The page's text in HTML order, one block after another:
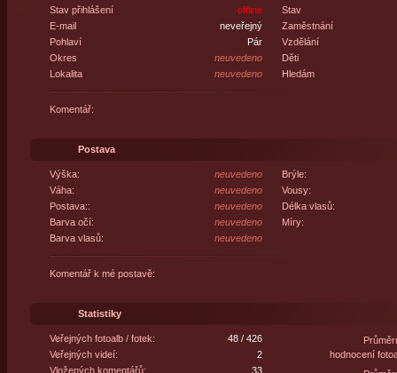
Stav přihlášení
offline
E-mail
neveřejný
Pohlaví
Pár
Okres
neuvedeno
Lokalita
neuvedeno
Stav
Zaměstnání
Vzdělání
Děti
Hledám
Komentář:
Postava
Výška:
neuvedeno
Váha:
neuvedeno
Postava::
neuvedeno
Barva očí:
neuvedeno
Barva vlasů:
neuvedeno
Brýle:
Vousy:
Délka vlasů:
Míry:
Komentář k mé postavě:
Statistiky
Veřejných fotoalb / fotek:
48 / 426
Veřejných videí:
2
Vložených komentářů:
33
hodnocení